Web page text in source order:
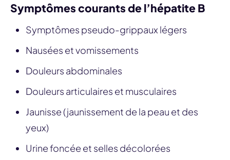
Symptômes courants de l’hépatite B
Symptômes pseudo-grippaux légers
Nausées et vomissements
Douleurs abdominales
Douleurs articulaires et musculaires
Jaunisse (jaunissement de la peau et des
yeux)
Urine foncée et selles décolorées